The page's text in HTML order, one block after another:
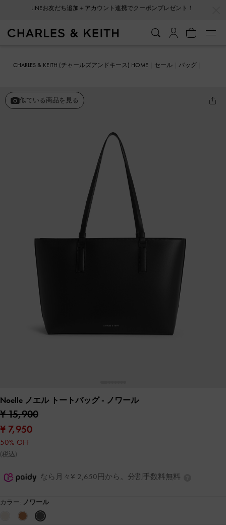
会員登録＋ニュースレター登録で10%OFFクーポンプレゼント！
CHARLES & KEITH (チャールズアンドキース) HOME セール
バッグ
似ている商品を見る
Noelle ノエル トートバッグ- ノワール
¥ 15,900
¥ 7,950
50% OFF
(税込)
なら月々¥ 2,650円から。分割手数料無料
カラー: ノワール